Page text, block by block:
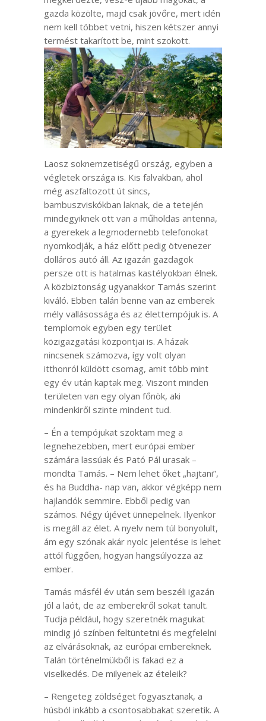
gazda közölte, majd csak jövőre, mert idén
nem kell többet vetni, hiszen kétszer annyi
termést takarított be, mint szokott.
Laosz soknemzetiségű ország, egyben a
végletek országa is. Kis falvakban, ahol
még aszfaltozott út sincs,
bambuszviskókban laknak, de a tetején
mindegyiknek ott van a műholdas antenna,
a gyerekek a legmodernebb telefonokat
nyomkodják, a ház előtt pedig ötvenezer
dolláros autó áll. Az igazán gazdagok
persze ott is hatalmas kastélyokban élnek.
A közbiztonság ugyanakkor Tamás szerint
kiváló. Ebben talán benne van az emberek
mély vallásossága és az élettempójuk is. A
templomok egyben egy terület
közigazgatási központjai is. A házak
nincsenek számozva, így volt olyan
itthonról küldött csomag, amit több mint
egy év után kaptak meg. Viszont minden
területen van egy olyan főnök, aki
mindenkiről szinte mindent tud.
– Én a tempójukat szoktam meg a
legnehezebben, mert európai ember
számára lassúak és Pató Pál urasak –
mondta Tamás. – Nem lehet őket „hajtani”,
és ha Buddha- nap van, akkor végképp nem
hajlandók semmire. Ebből pedig van
számos. Négy újévet ünnepelnek. Ilyenkor
is megáll az élet. A nyelv nem túl bonyolult,
ám egy szónak akár nyolc jelentése is lehet
attól függően, hogyan hangsúlyozza az
ember.
Tamás másfél év után sem beszéli igazán
jól a laót, de az emberekről sokat tanult.
Tudja például, hogy szeretnék magukat
mindig jó színben feltüntetni és megfelelni
az elvárásoknak, az európai embereknek.
Talán történelmükből is fakad ez a
viselkedés. De milyenek az ételeik?
– Rengeteg zöldséget fogyasztanak, a
húsból inkább a csontosabbakat szeretik. A